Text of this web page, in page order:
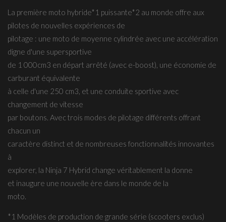
La première moto hybride*1 puissante*2 au monde offre aux
pilotes de nouvelles expériences de
pilotage : une moto de moyenne cylindrée avec une accélération
digne d'une supersportive
de 1 000cm3 en départ arrêté (avec e-boost), une économie de
carburant équivalente
à celle d'une 250 cm3, et une conduite sportive avec
changement de vitesse
par boutons. Avec trois modes de pilotage différents offrant
chacun un
caractère distinct et de nombreuses fonctionnalités innovantes
à
explorer, la Ninja 7 Hybrid change véritablement la donne
et inaugure une nouvelle ère dans le monde de la
moto.
*1 Modèles de production de grande série (scooters exclus)